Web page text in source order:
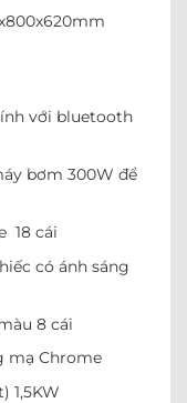
với bluetooth
bơm 300W để
18 cái
có ánh sáng
8 cái
mạ Chrome
1,5KW